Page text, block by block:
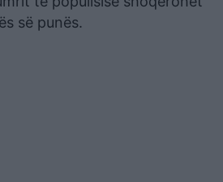
së punës.